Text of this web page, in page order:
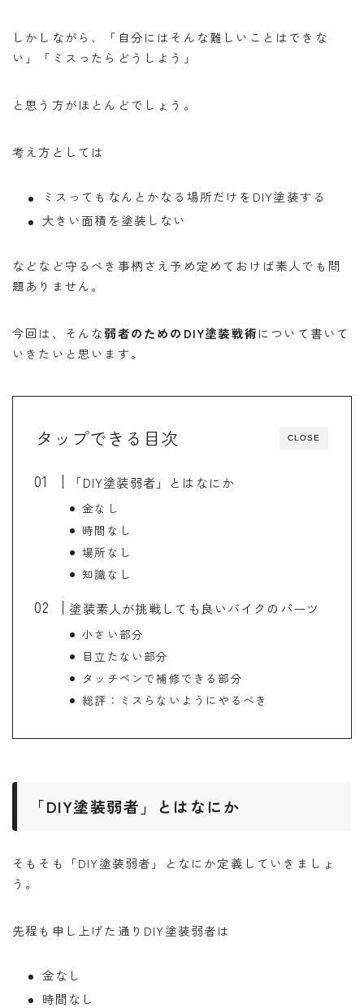
しかしながら、「自分にはそんな難しいことはできな
い」「ミスったらどうしよう」
と思う方がほとんどでしょう。
考え方としては
ミスってもなんとかなる場所だけをDIY塗装する
大きい面積を塗装しない
などなど守るべき事柄さえ予め定めておけば素人でも問
題ありません。
今回は、そんな弱者のためのDIY塗装戦術について書いて
いきたいと思います。
CLOSE
タップできる目次
「DIY塗装弱者」とはなにか
金なし
時間なし
場所なし
知識なし
塗装素人が挑戦しても良いバイクのパーツ
小さい部分
目立たない部分
タッチペンで補修できる部分
総評：ミスらないようにやるべき
「DIY塗装弱者」とはなにか
そもそも「DIY塗装弱者」となにか定義していきましょ
う。
先程も申し上げた通りDIY塗装弱者は
金なし
時間なし